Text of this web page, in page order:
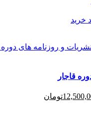
خرید
قاجار
تومان